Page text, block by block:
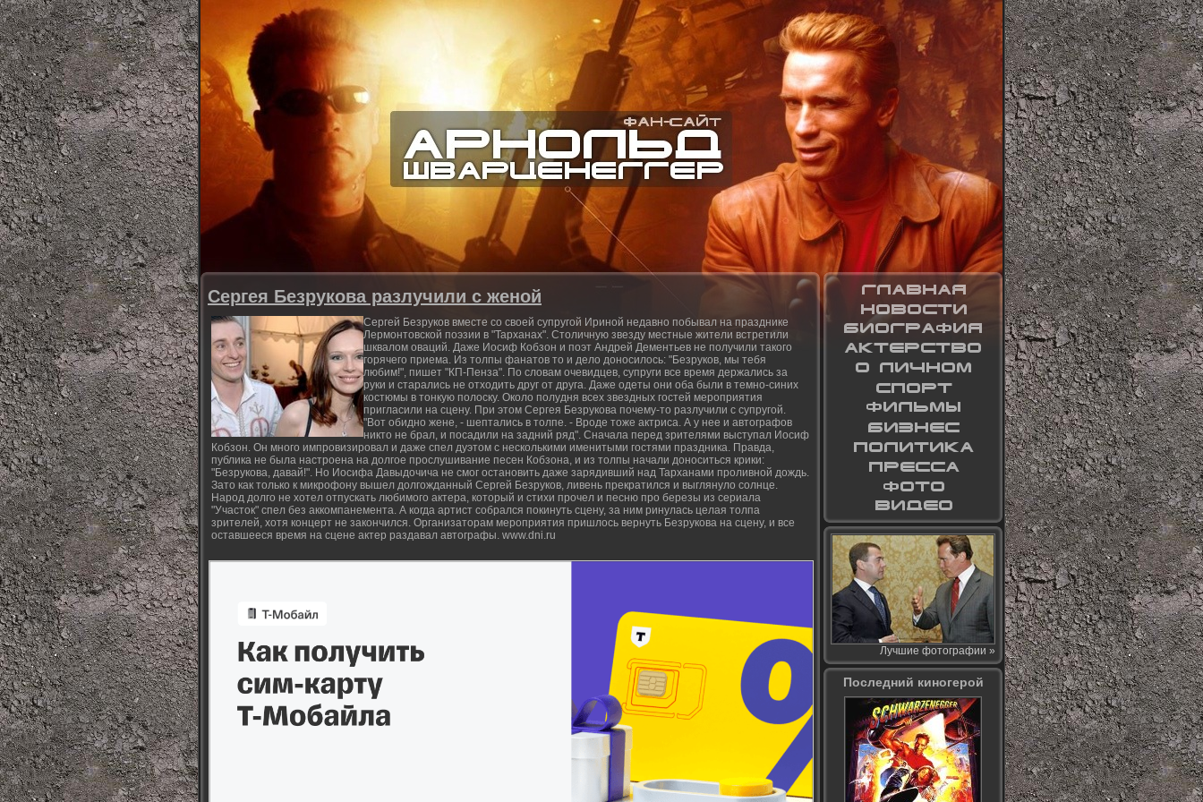
Сергея Безрукова разлучили с женой
Сергей Безруков вместе со своей супругой Ириной недавно побывал на празднике
Лермонтовской поэзии в "Тарханах". Столичную звезду местные жители встретили
шквалом оваций. Даже Иосиф Кобзон и поэт Андрей Дементьев не получили такого
горячего приема. Из толпы фанатов то и дело доносилось: "Безруков, мы тебя
любим!", пишет "КП-Пенза". По словам очевидцев, супруги все время держались за
руки и старались не отходить друг от друга. Даже одеты они оба были в темно-синих
костюмы в тонкую полоску. Около полудня всех звездных гостей мероприятия
пригласили на сцену. При этом Сергея Безрукова почему-то разлучили с супругой.
"Вот обидно жене, - шептались в толпе. - Вроде тоже актриса. А у нее и автографов
никто не брал, и посадили на задний ряд". Сначала перед зрителями выступал Иосиф
Кобзон. Он много импровизировал и даже спел дуэтом с несколькими именитыми гостями праздника. Правда,
публика не была настроена на долгое прослушивание песен Кобзона, и из толпы начали доноситься крики:
"Безрукова, давай!". Но Иосифа Давыдочича не смог остановить даже зарядивший над Тарханами проливной дождь.
Зато как только к микрофону вышел долгожданный Сергей Безруков, ливень прекратился и выглянуло солнце.
Народ долго не хотел отпускать любимого актера, который и стихи прочел и песню про березы из сериала
"Участок" спел без аккомпанемента. А когда артист собрался покинуть сцену, за ним ринулась целая толпа
зрителей, хотя концерт не закончился. Организаторам мероприятия пришлось вернуть Безрукова на сцену, и все
оставшееся время на сцене актер раздавал автографы. www.dni.ru
Лучшие фотографии »
Последний киногерой